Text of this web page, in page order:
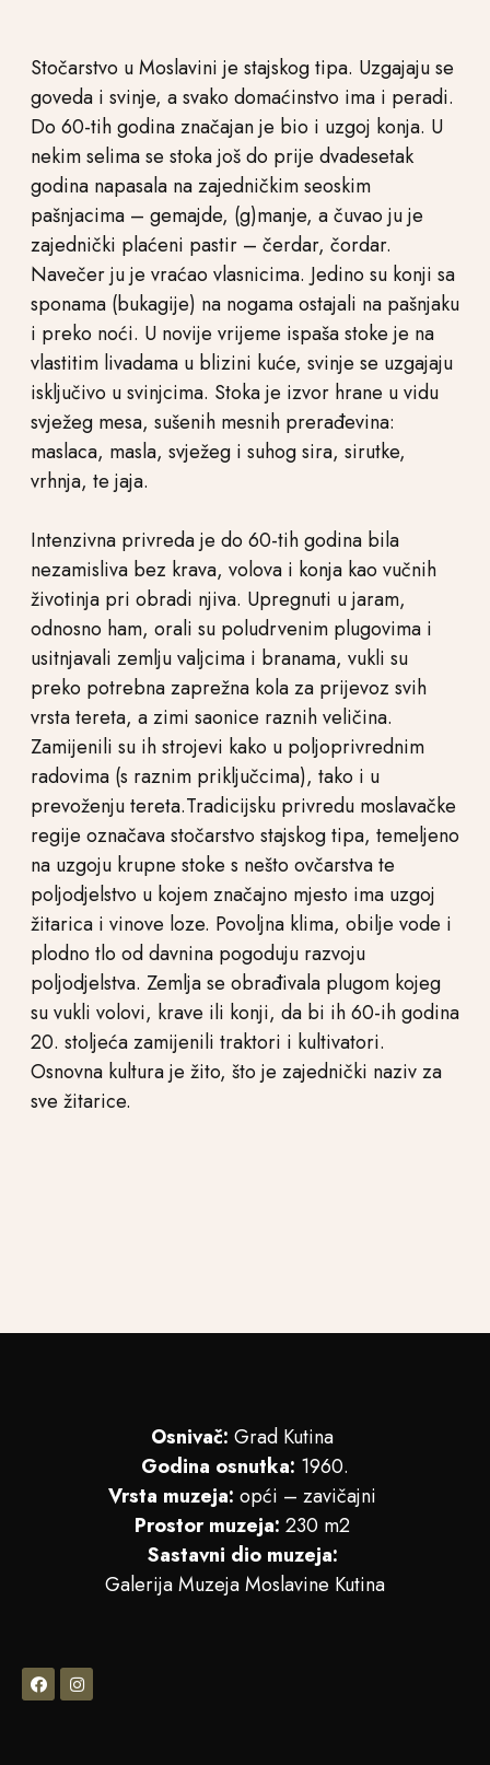
Stočarstvo u Moslavini je stajskog tipa. Uzgajaju se
goveda i svinje, a svako domaćinstvo ima i peradi.
Do 60-tih godina značajan je bio i uzgoj konja. U
nekim selima se stoka još do prije dvadesetak
godina napasala na zajedničkim seoskim
pašnjacima – gemajde, (g)manje, a čuvao ju je
zajednički plaćeni pastir – čerdar, čordar.
Navečer ju je vraćao vlasnicima. Jedino su konji sa
sponama (bukagije) na nogama ostajali na pašnjaku
i preko noći. U novije vrijeme ispaša stoke je na
vlastitim livadama u blizini kuće, svinje se uzgajaju
isključivo u svinjcima. Stoka je izvor hrane u vidu
svježeg mesa, sušenih mesnih prerađevina:
maslaca, masla, svježeg i suhog sira, sirutke,
vrhnja, te jaja.
Intenzivna privreda je do 60-tih godina bila
nezamisliva bez krava, volova i konja kao vučnih
životinja pri obradi njiva. Upregnuti u jaram,
odnosno ham, orali su poludrvenim plugovima i
usitnjavali zemlju valjcima i branama, vukli su
preko potrebna zaprežna kola za prijevoz svih
vrsta tereta, a zimi saonice raznih veličina.
Zamijenili su ih strojevi kako u poljoprivrednim
radovima (s raznim priključcima), tako i u
prevoženju tereta.Tradicijsku privredu moslavačke
regije označava stočarstvo stajskog tipa, temeljeno
na uzgoju krupne stoke s nešto ovčarstva te
poljodjelstvo u kojem značajno mjesto ima uzgoj
žitarica i vinove loze. Povoljna klima, obilje vode i
plodno tlo od davnina pogoduju razvoju
poljodjelstva. Zemlja se obrađivala plugom kojeg
su vukli volovi, krave ili konji, da bi ih 60-ih godina
20. stoljeća zamijenili traktori i kultivatori.
Osnovna kultura je žito, što je zajednički naziv za
sve žitarice.
Osnivač: Grad Kutina
Godina osnutka: 1960.
Vrsta muzeja: opći – zavičajni
Prostor muzeja: 230 m2
Sastavni dio muzeja:
Galerija Muzeja Moslavine Kutina